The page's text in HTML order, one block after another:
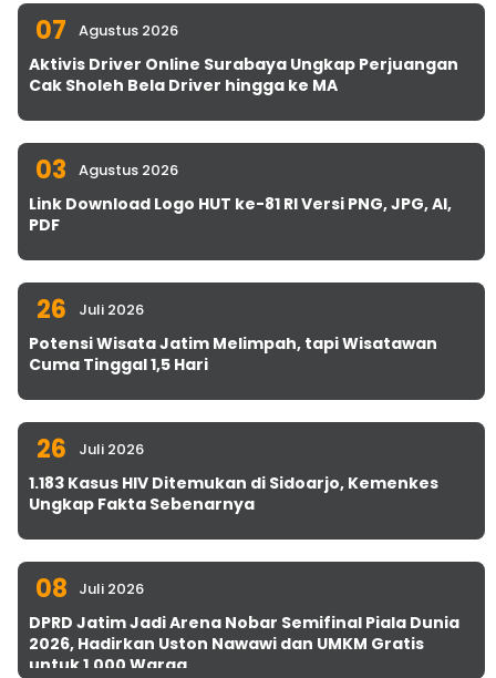
07 Agustus 2026
Aktivis Driver Online Surabaya Ungkap Perjuangan
Cak Sholeh Bela Driver hingga ke MA
03 Agustus 2026
Link Download Logo HUT ke-81 RI Versi PNG, JPG, AI,
PDF
26 Juli 2026
Potensi Wisata Jatim Melimpah, tapi Wisatawan
Cuma Tinggal 1,5 Hari
26 Juli 2026
1.183 Kasus HIV Ditemukan di Sidoarjo, Kemenkes
Ungkap Fakta Sebenarnya
08 Juli 2026
DPRD Jatim Jadi Arena Nobar Semifinal Piala Dunia
2026, Hadirkan Uston Nawawi dan UMKM Gratis
untuk 1.000 Warga